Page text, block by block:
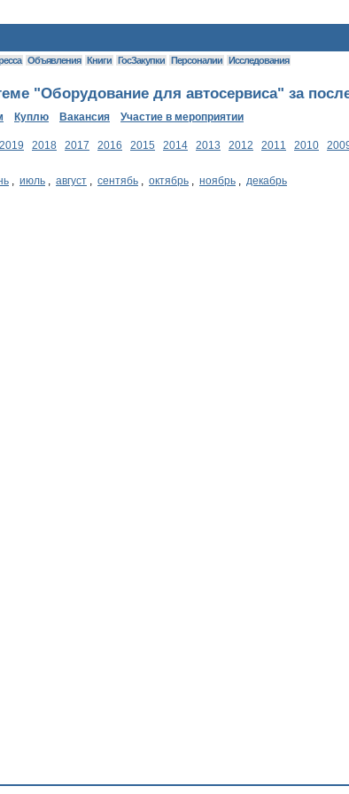
Объявления Книги ГосЗакупки Персоналии Исследования
"Оборудование для автосервиса" за
Куплю Вакансия Участие в мероприятии
2019 2018 2017 2016 2015 2014 2013 2012 2011 2010
, июль , август , сентябь , октябрь , ноябрь , декабрь